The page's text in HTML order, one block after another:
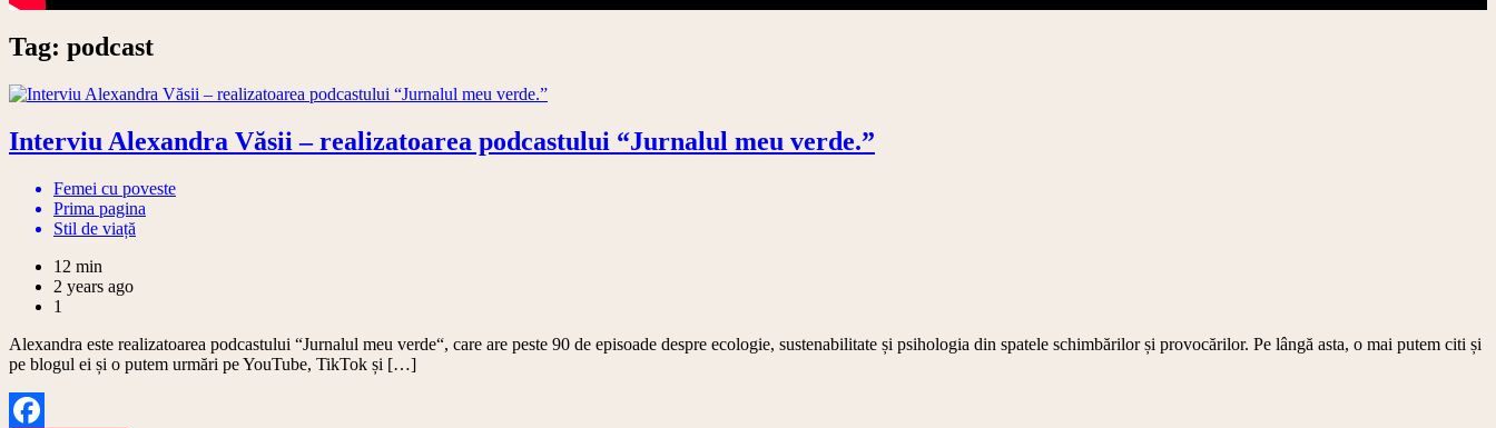
Tag: podcast
Interviu Alexandra Văsii – realizatoarea podcastului “Jurnalul meu verde.”
Femei cu poveste
Prima pagina
Stil de viață
12 min
2 years ago
1
Alexandra este realizatoarea podcastului “Jurnalul meu verde“, care are peste 90 de episoade despre ecologie, sustenabilitate și psihologia din spatele schimbărilor și provocărilor. Pe lângă asta, o mai putem citi și
pe blogul ei și o putem urmări pe YouTube, TikTok și […]